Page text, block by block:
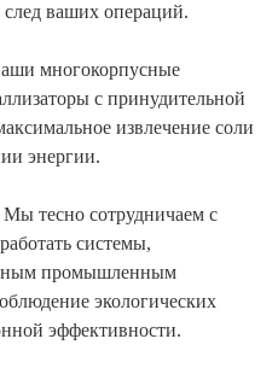
ваших операций.
многокорпусные
с принудительной
извлечение соли
энергии.
Мы тесно сотрудничаем с
системы,
промышленным
экологических
эффективности.